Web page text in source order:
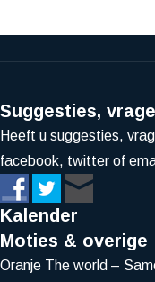
Suggesties,
Heeft u suggesties,
facebook, twitter of
Kalender
Moties & overige
Oranje The world –